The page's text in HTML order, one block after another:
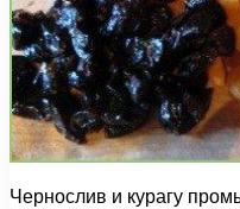
Чернослив и курагу